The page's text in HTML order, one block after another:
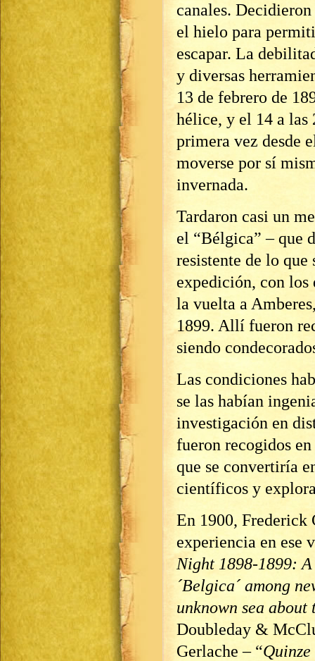
canales.
el hielo para
escapar. La
y diversas
13 de febrero de
hélice, y el 14 a las
primera vez desde
moverse por sí
invernada.
Tardaron casi un
el “Bélgica” – que
resistente de lo que
expedición, con
la vuelta a
1899. Allí fueron
siendo
Las condiciones
se las habían
investigación en
fueron recogidos
que se convertiría
científicos y
En 1900, Frederick
experiencia en ese
Night 1898-1899:
´Belgica´ among
unknown sea about
Doubleday &
Gerlache – “